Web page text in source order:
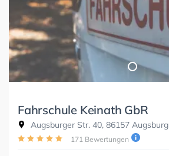
Fahrschule Keinath GbR
Augsburger Str. 40, 86157 Augsburg
171 Bewertungen